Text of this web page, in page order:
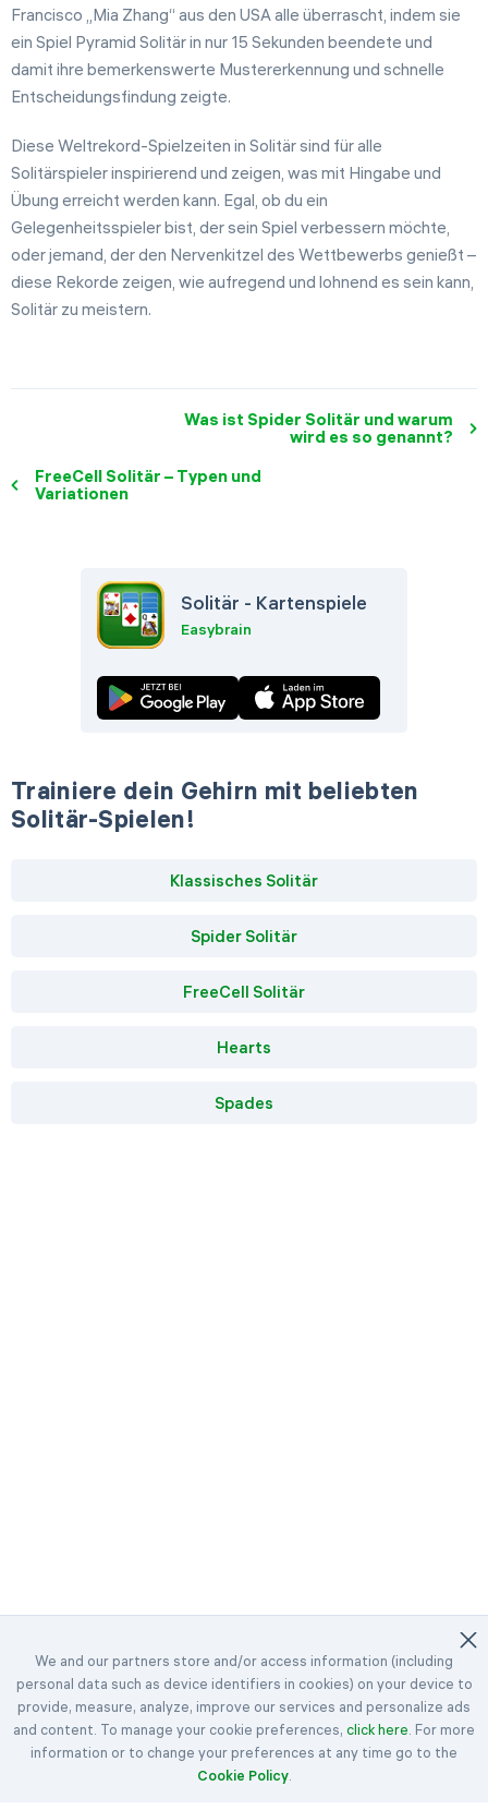
We and our partners store and/or access information (including
personal data such as device identifiers in cookies) on your device to
provide, measure, analyze, improve our services and personalize ads
and content. To manage your cookie preferences, click here . For more
information or to change your preferences at any time go to the
Cookie Policy.
Francisco „Mia Zhang“ aus den USA alle überrascht, indem sie
ein Spiel Pyramid Solitär in nur 15 Sekunden beendete und
damit ihre bemerkenswerte Mustererkennung und schnelle
Entscheidungsfindung zeigte.
Diese Weltrekord-Spielzeiten in Solitär sind für alle
Solitärspieler inspirierend und zeigen, was mit Hingabe und
Übung erreicht werden kann. Egal, ob du ein
Gelegenheitsspieler bist, der sein Spiel verbessern möchte,
oder jemand, der den Nervenkitzel des Wettbewerbs genießt –
diese Rekorde zeigen, wie aufregend und lohnend es sein kann,
Solitär zu meistern.
Was ist Spider Solitär und warum
wird es so genannt?
FreeCell Solitär – Typen und
Variationen
Solitär - Kartenspiele
Easybrain
Trainiere dein Gehirn mit beliebten
Solitär-Spielen!
Klassisches Solitär
Spider Solitär
FreeCell Solitär
Hearts
Spades
©2023-2026 Easybrain. All Rights Reserved.
Start
Tägliche Herausforderungen
Auszeichnungen